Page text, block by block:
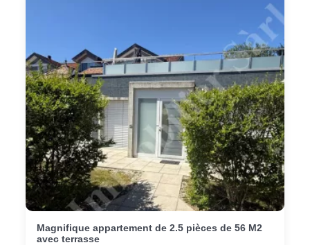
Magnifique appartement de 2.5 pièces de 56 M2
avec terrasse